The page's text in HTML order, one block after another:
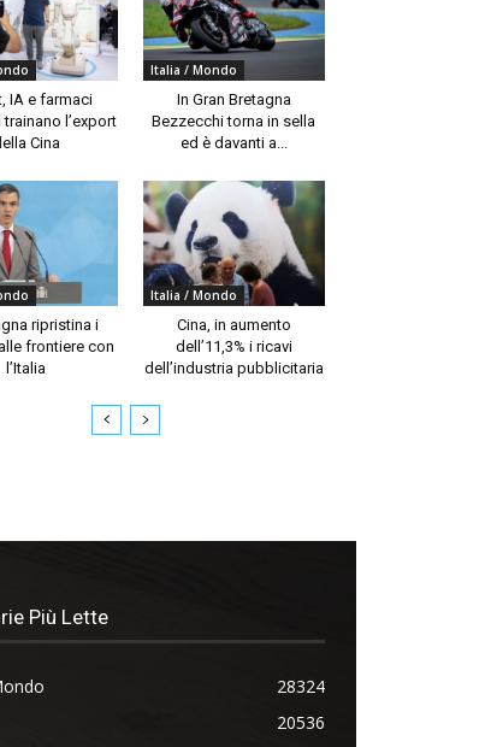
IA e farmaci
l’export
Cina
Italia / Mondo
In Gran Bretagna
Bezzecchi torna in sella
ed è davanti a...
ripristina i
frontiere con
l’Italia
Italia / Mondo
Cina, in aumento
dell’11,3% i ricavi
dell’industria pubblicitaria
Più Lette
28324
20536